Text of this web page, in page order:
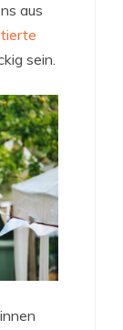
aus
sein.